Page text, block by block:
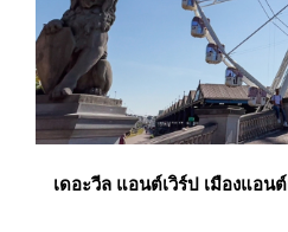
เดอะวีล แอนต์เวิร์ป เมืองแอน